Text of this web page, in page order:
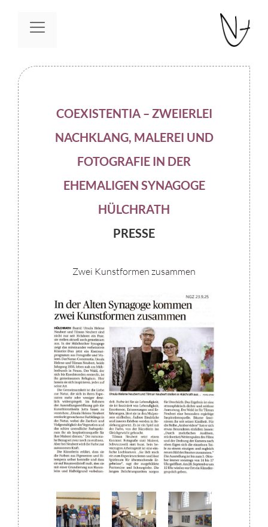
springen
Menü
COEXISTENTIA – ZWEIERLEI
NACHKLANG, MALEREI UND
FOTOGRAFIE IN DER
EHEMALIGEN SYNAGOGE
HÜLCHRATH
PRESSE
Zwei Kunstformen zusammen